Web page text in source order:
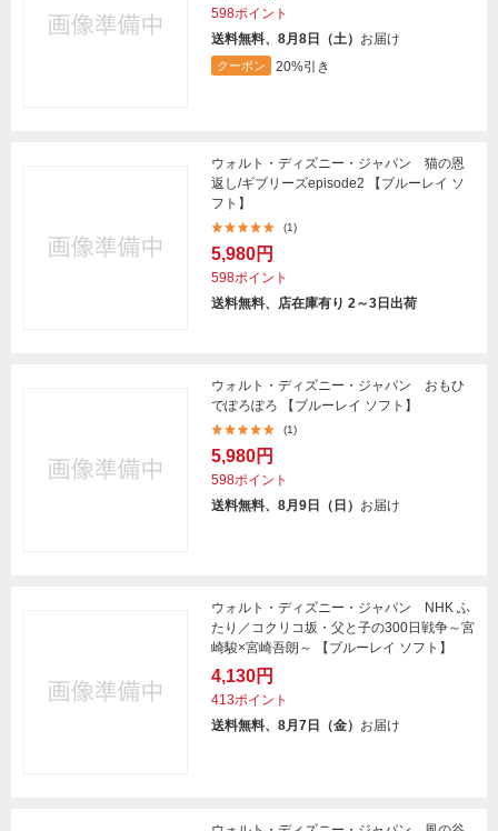
598ポイント
送料無料、8月8日（土） お届け
クーポン 20%引き
ウォルト・ディズニー・ジャパン 猫の恩
返し/ギブリーズepisode2 【ブルーレイ ソ
フト】
(1)
5,980円
598ポイント
送料無料、店在庫有り 2～3日出荷
ウォルト・ディズニー・ジャパン おもひ
でぽろぽろ 【ブルーレイ ソフト】
(1)
5,980円
598ポイント
送料無料、8月9日（日） お届け
ウォルト・ディズニー・ジャパン NHK ふ
たり／コクリコ坂・父と子の300日戦争～宮
崎駿×宮崎吾朗～ 【ブルーレイ ソフト】
4,130円
413ポイント
送料無料、8月7日（金） お届け